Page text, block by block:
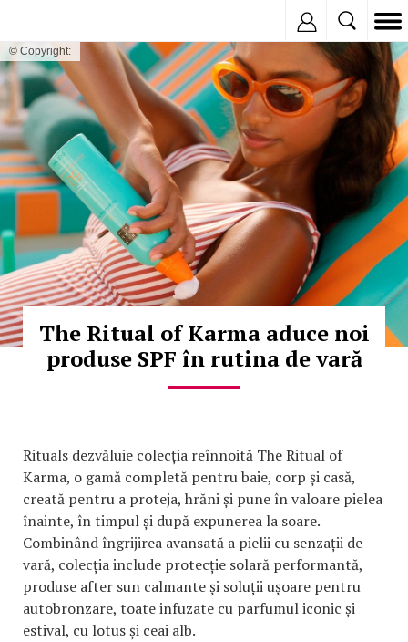
© Copyright:
The Ritual of Karma aduce noi
produse SPF în rutina de vară
Rituals dezvăluie colecția reînnoită The Ritual of
Karma, o gamă completă pentru baie, corp și casă,
creată pentru a proteja, hrăni și pune în valoare pielea
înainte, în timpul și după expunerea la soare.
Combinând îngrijirea avansată a pielii cu senzații de
vară, colecția include protecție solară performantă,
produse after sun calmante și soluții ușoare pentru
autobronzare, toate infuzate cu parfumul iconic și
estival, cu lotus și ceai alb.